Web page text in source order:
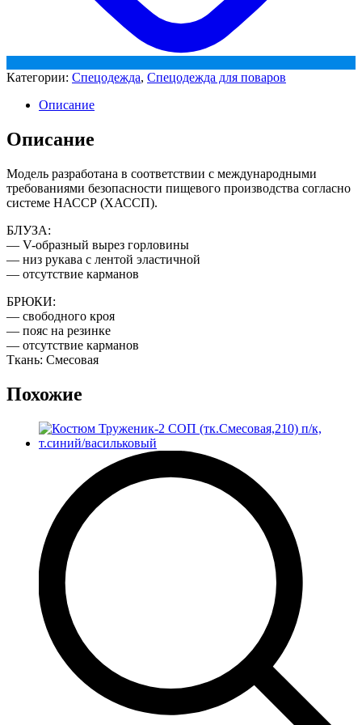
Категории: Спецодежда, Спецодежда для поваров
Описание
Описание
Модель разработана в соответствии с международными
требованиями безопасности пищевого производства согласно
системе НАССР (ХАССП).
БЛУЗА:
— V-образный вырез горловины
— низ рукава с лентой эластичной
— отсутствие карманов
БРЮКИ:
— свободного кроя
— пояс на резинке
— отсутствие карманов
Ткань: Смесовая
Похожие